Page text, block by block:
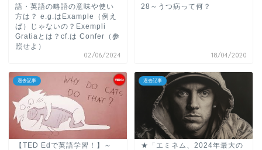
語・英語の略語の意味や使い
方は？ e.g.はExample（例え
ば）じゃないの？Exempli
Gratiaとは？cf.は Confer（参
照せよ）
02/06/2024
28～うつ病って何？
18/04/2020
過去記事
【TED Edで英語学習！】～
過去記事
★「エミネム、2024年最大の